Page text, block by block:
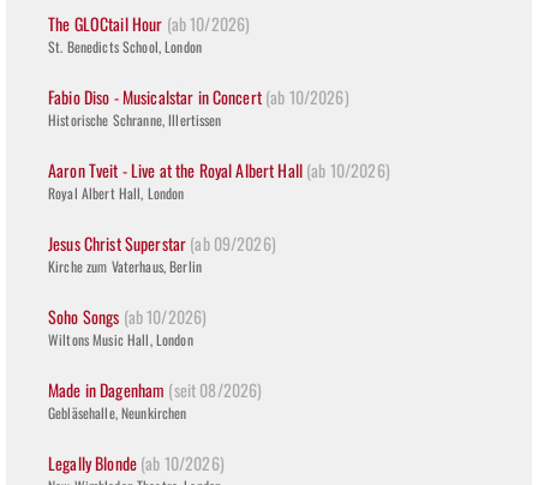
The GLOCtail Hour (ab 10/2026)
St. Benedicts School, London
Fabio Diso - Musicalstar in Concert(ab 10/2026)
Historische Schranne, Illertissen
Aaron Tveit - Live at the Royal Albert Hall(ab 10/2026)
Royal Albert Hall, London
Jesus Christ Superstar(ab 09/2026)
Kirche zum Vaterhaus, Berlin
Soho Songs (ab 10/2026)
Wiltons Music Hall, London
Made in Dagenham (seit 08/2026)
Gebläsehalle, Neunkirchen
Legally Blonde(ab 10/2026)